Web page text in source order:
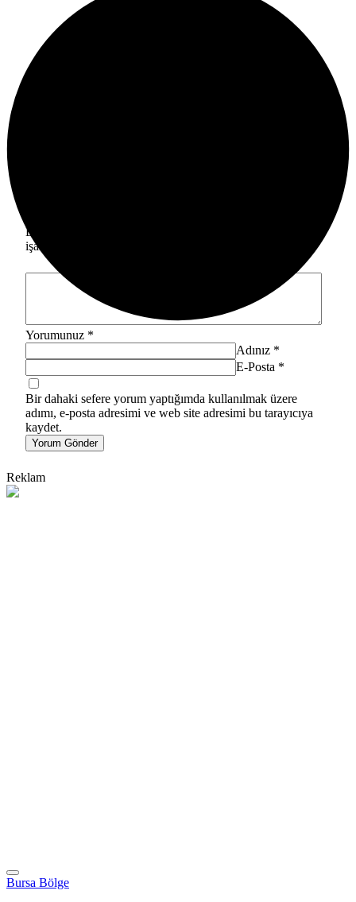
E-posta adresiniz yayınlanmayacak.
işaretlenmişlerdir
Yorumunuz *
Adınız *
E-Posta *
Bir dahaki sefere yorum yaptığımda kullanılmak üzere
adımı, e-posta adresimi ve web site adresimi bu tarayıcıya
kaydet.
Yorum Gönder
Reklam
Bursa Bölge